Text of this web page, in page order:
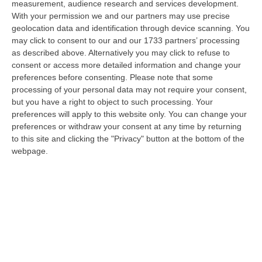
measurement, audience research and services development.
With your permission we and our partners may use precise
geolocation data and identification through device scanning. You
may click to consent to our and our 1733 partners’ processing
as described above. Alternatively you may click to refuse to
consent or access more detailed information and change your
preferences before consenting.
Please note that some
processing of your personal data may not require your consent,
but you have a right to object to such processing. Your
preferences will apply to this website only. You can change your
preferences or withdraw your consent at any time by returning
to this site and clicking the "Privacy" button at the bottom of the
webpage.
07 Agosto, 22:02
Renzi: «Conte? Sarebbe Delittuoso Vannaccizzare La Coalizione»
“ROMA «Conte sta giocando la sua partita, vedremo se le primarie si
faranno, quando e con che formato, se a due Conte-Schlein o se ci
sarann…
07 Agosto, 21:35
Meteo, Altri 10 Giorni Di Caldo Estremo
“ROMA La tregua varrà fino a domani: dopo il record di ieri con il bollino
rosso per tutte le 27 città monitorate e oggi con 26 allerte mass…
07 Agosto, 20:33